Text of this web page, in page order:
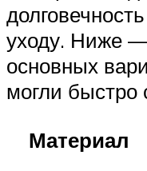
уходу. Ниже
основных
могли быстро
Материал